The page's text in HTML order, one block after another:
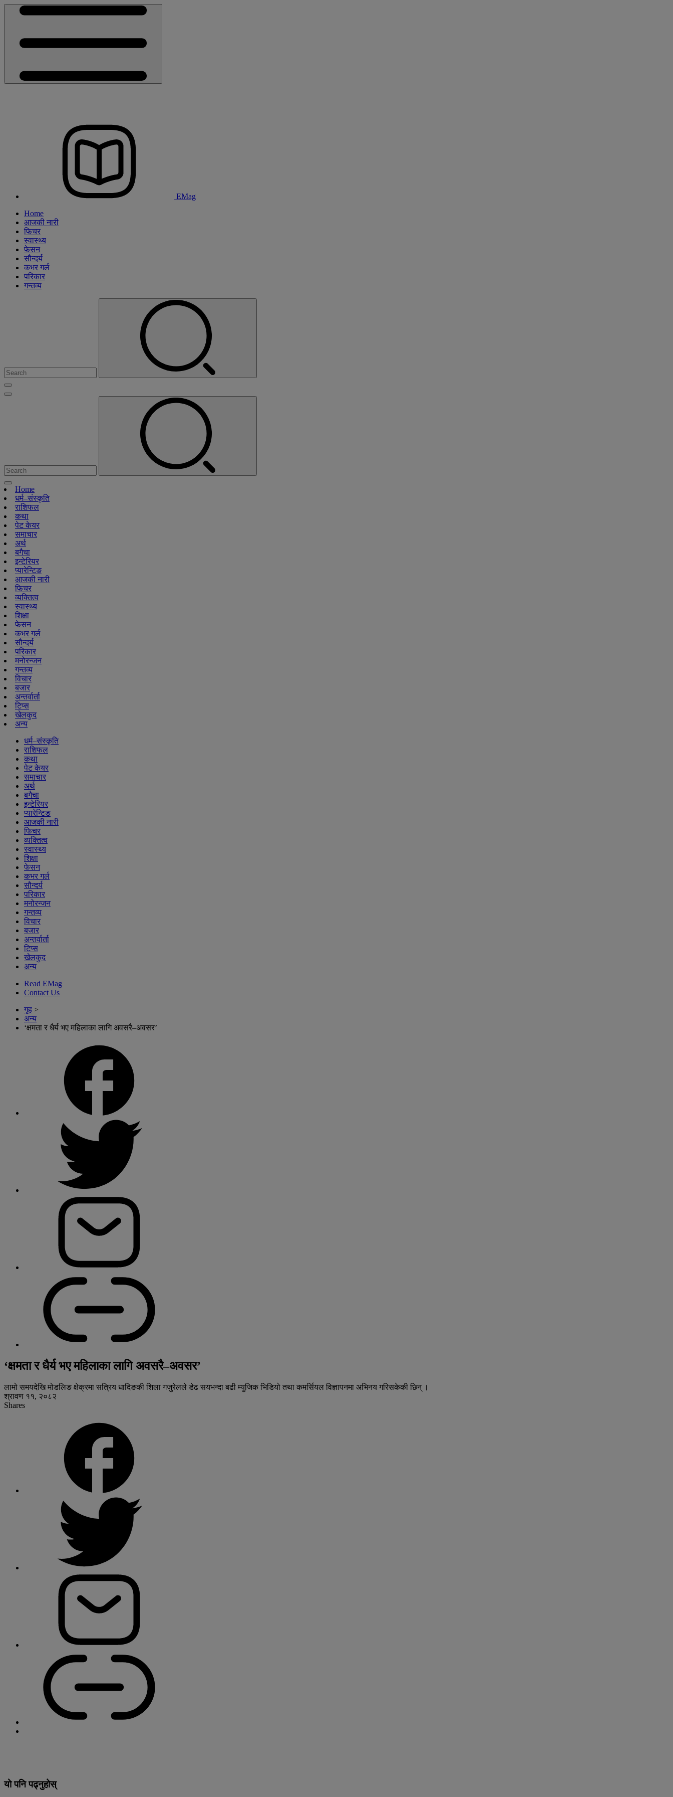
EMag
Home
आजकी नारी
फिचर
स्वास्थ्य
फेसन
सौन्दर्य
कभर गर्ल
परिकार
गन्तव्य
Home
धर्म–संस्कृति
राशिफल
कथा
पेट केयर
समाचार
अर्थ
बगैचा
इन्टेरियर
प्यारेन्टिङ
आजकी नारी
फिचर
व्यक्तित्व
स्वास्थ्य
शिक्षा
फेसन
कभर गर्ल
सौन्दर्य
परिकार
मनोरन्जन
गन्तव्य
विचार
बजार
अन्तर्वार्ता
टिप्स
खेलकुद
अन्य
धर्म–संस्कृति
राशिफल
कथा
पेट केयर
समाचार
अर्थ
बगैचा
इन्टेरियर
प्यारेन्टिङ
आजकी नारी
फिचर
व्यक्तित्व
स्वास्थ्य
शिक्षा
फेसन
कभर गर्ल
सौन्दर्य
परिकार
मनोरन्जन
गन्तव्य
विचार
बजार
अन्तर्वार्ता
टिप्स
खेलकुद
अन्य
Read EMag
Contact Us
गृह >
अन्य
‘क्षमता र धैर्य भए महिलाका लागि अवसरै–अवसर’
‘क्षमता र धैर्य भए महिलाका लागि अवसरै–अवसर’
लामो समयदेखि मोडलिङ क्षेक्रमा सत्रिय धादिङकी शिला गजुरेलले डेढ सयभन्दा बढी म्युजिक भिडियो तथा कमर्सियल विज्ञापनमा अभिनय गरिसकेकी छिन् ।
श्रावण ११, २०८२
Shares
यो पनि पढ्नुहोस्